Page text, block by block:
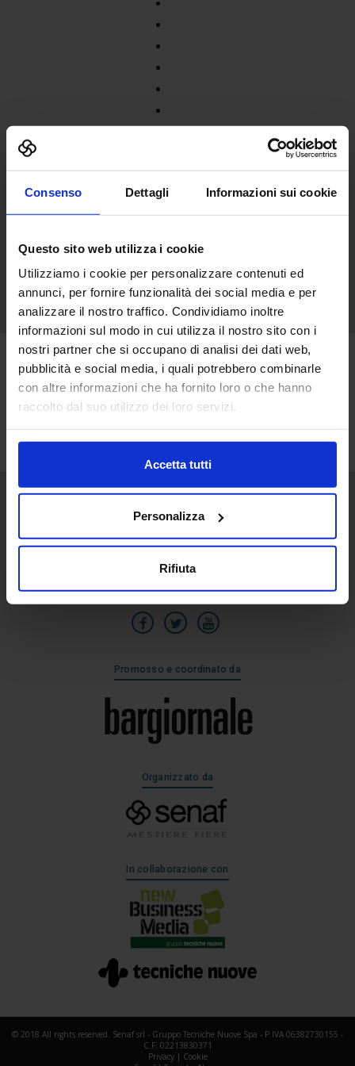
Consenso Dettagli Informazioni sui cookie
Questo sito web utilizza i cookie
Utilizziamo i cookie per personalizzare contenuti ed
annunci, per fornire funzionalità dei social media e per
analizzare il nostro traffico. Condividiamo inoltre
informazioni sul modo in cui utilizza il nostro sito con i
nostri partner che si occupano di analisi dei dati web,
pubblicità e social media, i quali potrebbero combinarle
con altre informazioni che ha fornito loro o che hanno
raccolto dal suo utilizzo dei loro servizi.
Accetta tutti
Personalizza
Rifiuta
30
Ago
Senaf srl
Via Eritrea 21/A
20157 | Milano | Italia
Promosso e coordinato da
Organizzato da
In collaborazione con
© 2018 All rights reserved. Senaf srl - Gruppo Tecniche Nuove Spa - P.IVA 06382730155 -
C.F. 02213830371
Privacy| Cookie